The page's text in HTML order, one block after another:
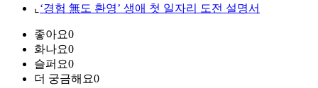
⌞ ‘경험 無도 환영’ 생애 첫 일자리 도전 설명서
좋아요0
화나요0
슬퍼요0
더 궁금해요0